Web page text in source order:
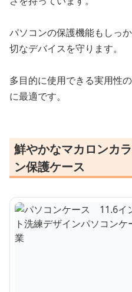
パソコンの保護機能もしっ
切なデバイスを守ります。
多目的に使用できる実用性
に最適です。
鮮やかなマカロンカ
ン保護ケース